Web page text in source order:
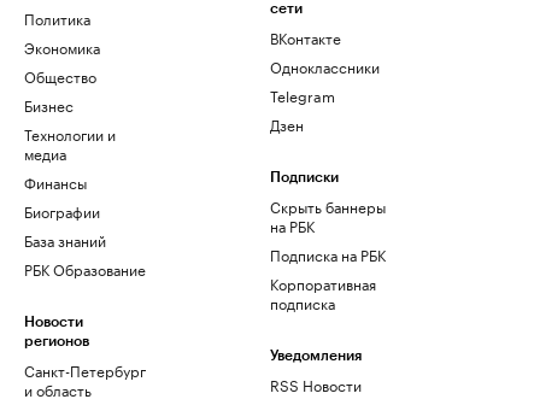
Политика
Экономика
Общество
Бизнес
Технологии и
медиа
Финансы
Биографии
База знаний
РБК Образование
Новости
регионов
Санкт-Петербург
и область
сети
ВКонтакте
Одноклассники
Telegram
Дзен
Подписки
Скрыть баннеры
на РБК
Подписка на РБК
Корпоративная
подписка
Уведомления
RSS Новости